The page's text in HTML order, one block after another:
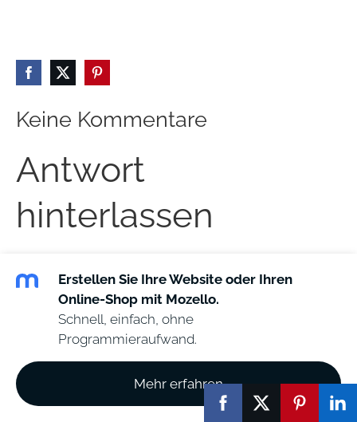
Keine Kommentare
Antwort
hinterlassen
Name *
Erstellen Sie Ihre Website oder Ihren
Online-Shop mit Mozello.
Schnell, einfach, ohne
Programmieraufwand.
Mehr erfahren